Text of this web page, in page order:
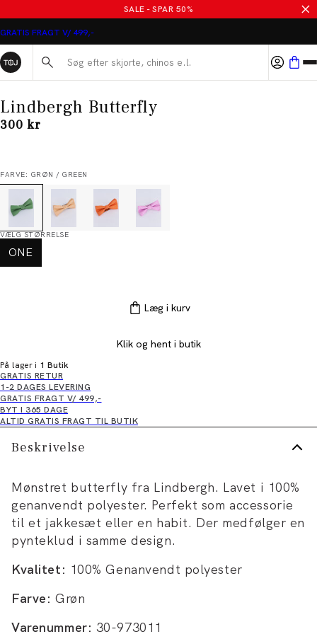
SALE - SPAR 50%
GRATIS FRAGT V/ 499,-
Søg her...
Lindbergh Butterfly
I alt (inkl. rabat)
300 kr
FARVE: GRØN / GREEN
VÆLG STØRRELSE
ONE
Læg i kurv
Klik og hent i butik
På lager i 1 Butik
GRATIS RETUR
1-2 DAGES LEVERING
GRATIS FRAGT V/ 499,-
BYT I 365 DAGE
ALTID GRATIS FRAGT TIL BUTIK
Beskrivelse
Mønstret butterfly fra Lindbergh. Lavet i 100%
genanvendt polyester. Perfekt som accessorie
til et jakkesæt eller en habit. Der medfølger en
pynteklud i samme design.
Kvalitet: 100% Genanvendt polyester
Farve: Grøn
Varenummer: 30-973011